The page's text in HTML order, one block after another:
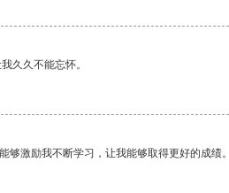
久久不能忘怀。
够激励我不断学习，让我能够取得更好的成绩。